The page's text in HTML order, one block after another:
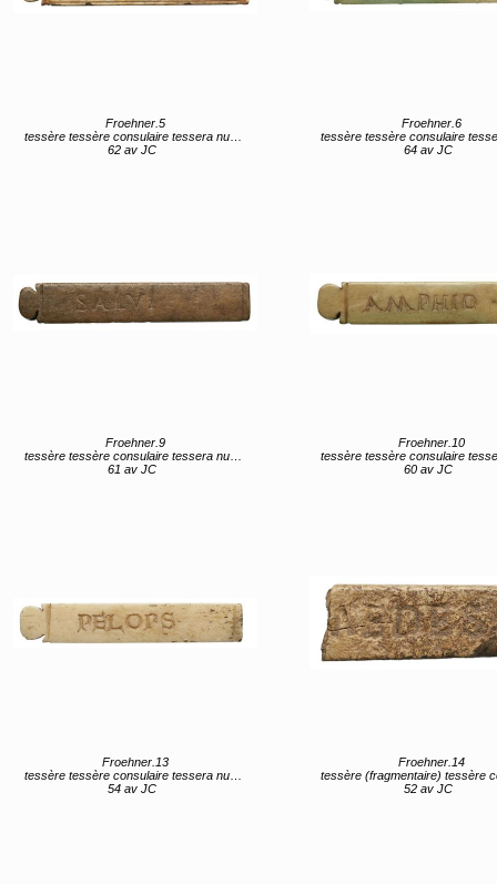
Froehner.5
tessère tessère consulaire tessera nummularia
62 av JC
Froehner.6
tessère tessère consulaire tessera
64 av JC
Froehner.9
tessère tessère consulaire tessera nummularia
61 av JC
Froehner.10
tessère tessère consulaire tessera
60 av JC
Froehner.13
tessère tessère consulaire tessera nummularia
54 av JC
Froehner.14
tessère (fragmentaire) tessère consulaire tessera
52 av JC